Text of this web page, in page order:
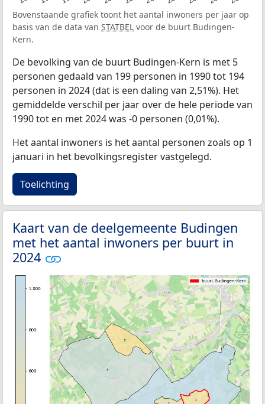
Bovenstaande grafiek toont het aantal inwoners per jaar op
basis van de data van STATBEL voor de buurt Budingen-
Kern.
De bevolking van de buurt Budingen-Kern is met 5
personen gedaald van 199 personen in 1990 tot 194
personen in 2024 (dat is een daling van 2,51%). Het
gemiddelde verschil per jaar over de hele periode van
1990 tot en met 2024 was -0 personen (0,01%).
Het aantal inwoners is het aantal personen zoals op 1
januari in het bevolkingsregister vastgelegd.
Toelichting
Kaart van de deelgemeente Budingen
met het aantal inwoners per buurt in
2024